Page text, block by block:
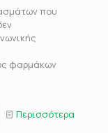
που
φαρμάκων
Περισσότερα